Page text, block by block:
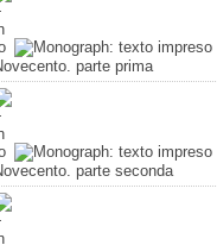
parte prima
parte seconda